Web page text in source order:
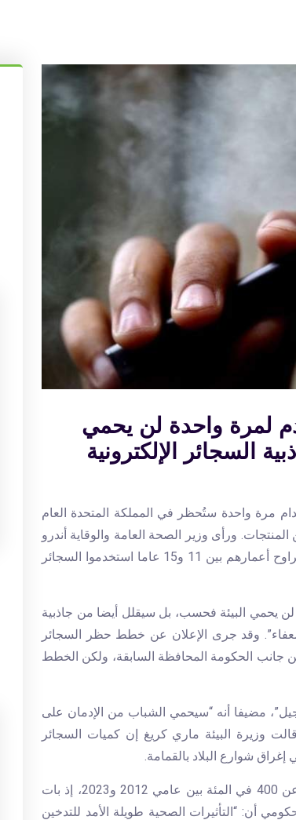
لمرة واحدة لن يحمي
السجائر الإلكترونية
مرة واحدة ستُحظر في المملكة المتحدة العام
ورأى وزير الصحة العامة والوقاية أندرو
غوين أنه “من المقلق للغاية” أن ربع الأطفال البريطانيين الذين تتراوح أعمارهم بين 11 و15 عاما استخدموا السجائر
لن يحمي البيئة فحسب، بل سيقلل أيضا من جاذبية
وقد جرى الإعلان عن خطط حظر السجائر
من جانب الحكومة المحافظة السابقة، ولكن الخطط
مضيفا أنه “سيحمي الشباب من الإدمان على
وزيرة البيئة ماري كريغ إن كميات السجائر
شوارع البلاد بالقمامة.
بحسب الحكومة، زاد التدخين الإلكتروني في إنكلترا بنسبة تزيد عن 400 في المئة بين عامي 2012 و2023، إذ بات
أن: “التأثيرات الصحية طويلة الأمد للتدخين